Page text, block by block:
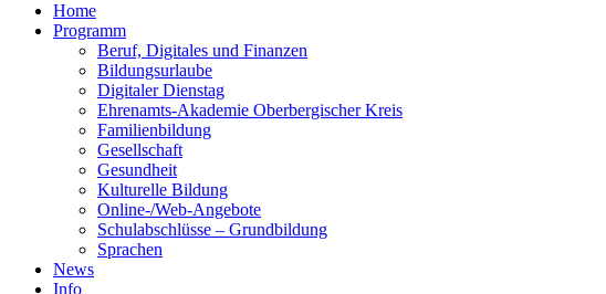
Home
Programm
Beruf, Digitales und Finanzen
Bildungsurlaube
Digitaler Dienstag
Ehrenamts-Akademie Oberbergischer Kreis
Familienbildung
Gesellschaft
Gesundheit
Kulturelle Bildung
Online-/Web-Angebote
Schulabschlüsse – Grundbildung
Sprachen
News
Info